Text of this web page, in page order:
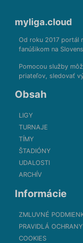
myliga.cloud
Od roku 2017 portál
fanúšikom na
Pomocou služby
priateľov, sledovať
Obsah
LIGY
TURNAJE
TÍMY
ŠTADIÓNY
UDALOSTI
ARCHÍV
Informácie
ZMLUVNÉ
PRAVIDLÁ
COOKIES